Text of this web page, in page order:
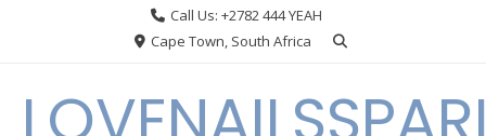
Call Us: +2782 444 YEAH
Cape Town, South Africa